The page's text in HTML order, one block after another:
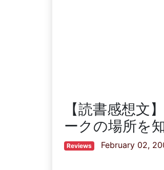
【読書感想文
ークの場所を
Reviews February 02,